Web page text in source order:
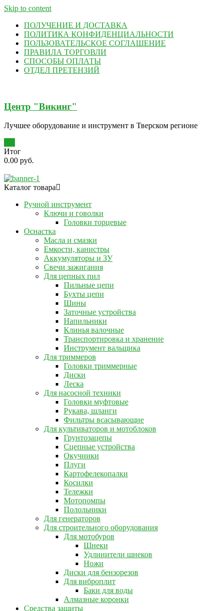
Skip to content
ПОЛУЧЕНИЕ И ДОСТАВКА
ПОЛИТИКА КОНФИДЕНЦИАЛЬНОСТИ
ПОЛЬЗОВАТЕЛЬСКОЕ СОГЛАШЕНИЕ
ПРАВИЛА ТОРГОВЛИ
СПОСОБЫ ОПЛАТЫ
ОТДЕЛ ПРЕТЕНЗИЙ
Центр "Викинг"
Лучшее оборудование и инструмент в Тверском регионе
Итог
0.00 руб.
Каталог товара
Ручной инструмент
Ключи и говолки
Головки торцевые
Оснастка
Масла и смазки
Емкости, канистры
Аккумуляторы и ЗУ
Свечи зажигания
Для цепных пил
Пильные цепи
Бухты цепи
Шины
Заточные устройства
Напильники
Клинья валочные
Транспортировка и хранение
Инструмент вальщика
Для триммеров
Головки триммерные
Диски
Леска
Для насосной техники
Головки муфтовые
Рукава, шланги
Фильтры всасывающие
Для культиваторов и мотоблоков
Грунтозацепы
Сцепные устройства
Окучники
Плуги
Картофелекопалки
Косилки
Тележки
Мотопомпы
Полольники
Для генераторов
Для строительного оборудования
Для мотобуров
Шнеки
Удлинители шнеков
Ножи
Диски для бензорезов
Для виброплит
Баки для воды
Алмазные коронки
Средства защиты